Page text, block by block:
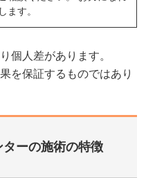
ます。
個人差があります。
を保証するものではあり
ーの施術の特徴